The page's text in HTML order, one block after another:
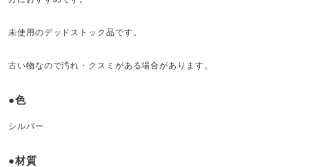
未使用のデッドストック品です。
古い物なので汚れ・クスミがある場合があります。
●色
シルバー
●材質